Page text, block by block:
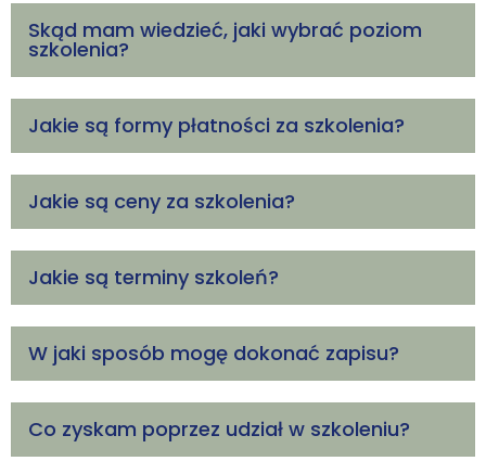
Skąd mam wiedzieć, jaki wybrać poziom
szkolenia?
Jakie są formy płatności za szkolenia?
Jakie są ceny za szkolenia?
Jakie są terminy szkoleń?
W jaki sposób mogę dokonać zapisu?
Co zyskam poprzez udział w szkoleniu?